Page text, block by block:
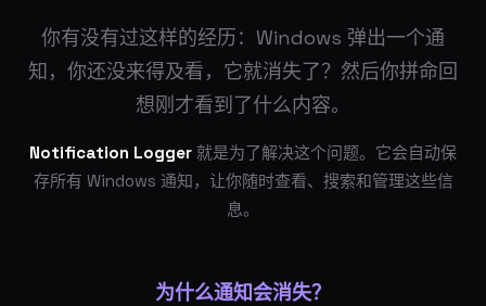
你有没有过这样的经历：Windows 弹出一个通
知，你还没来得及看，它就消失了？然后你拼命回
想刚才看到了什么内容。
Notification Logger 就是为了解决这个问题。它会自动保
存所有 Windows 通知，让你随时查看、搜索和管理这些信
息。
为什么通知会消失？